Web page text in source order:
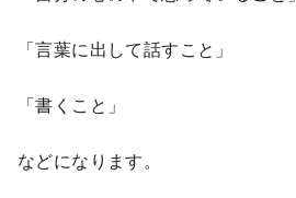
「言葉に出して話すこと」
「書くこと」
などになります。